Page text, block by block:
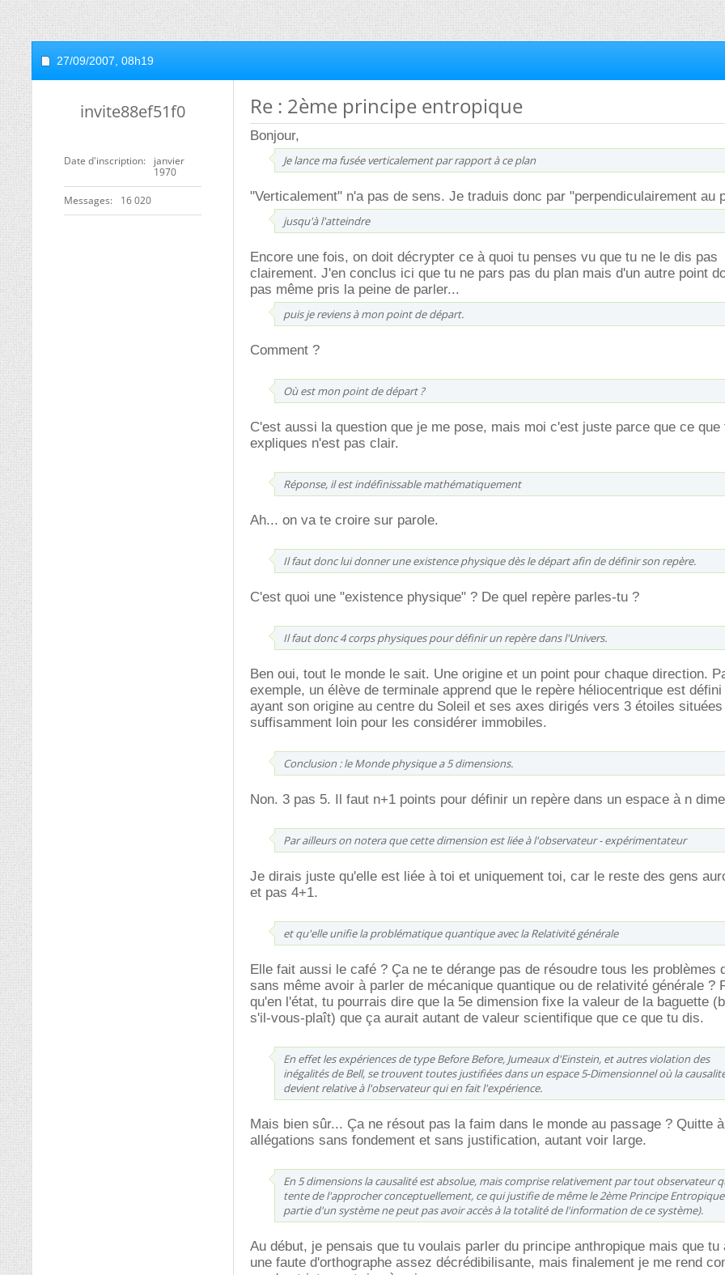
27/09/2007, 08h19
invite88ef51f0
Date d'inscription
janvier
1970
Messages 16 020
Re : 2ème principe entropique
Bonjour,
Je lance ma fusée verticalement par rapport à ce plan
"Verticalement" n'a pas de sens. Je traduis donc par "perpendiculairement au
jusqu'à l'atteindre
Encore une fois, on doit décrypter ce à quoi tu penses vu que tu ne le dis pas
clairement. J'en conclus ici que tu ne pars pas du plan mais d'un autre point
pas même pris la peine de parler...
puis je reviens à mon point de départ.
Comment ?
Où est mon point de départ ?
C'est aussi la question que je me pose, mais moi c'est juste parce que ce que
expliques n'est pas clair.
Réponse, il est indéfinissable mathématiquement
Ah... on va te croire sur parole.
Il faut donc lui donner une existence physique dès le départ afin de définir son repère.
C'est quoi une "existence physique" ? De quel repère parles-tu ?
Il faut donc 4 corps physiques pour définir un repère dans l'Univers.
Ben oui, tout le monde le sait. Une origine et un point pour chaque direction.
exemple, un élève de terminale apprend que le repère héliocentrique est
ayant son origine au centre du Soleil et ses axes dirigés vers 3 étoiles situées
suffisamment loin pour les considérer immobiles.
Conclusion : le Monde physique a 5 dimensions.
Non. 3 pas 5. Il faut n+1 points pour définir un repère dans un espace à n
Par ailleurs on notera que cette dimension est liée à l'observateur - expérimentateur
Je dirais juste qu'elle est liée à toi et uniquement toi, car le reste des gens
et pas 4+1.
et qu'elle unifie la problématique quantique avec la Relativité générale
Elle fait aussi le café ? Ça ne te dérange pas de résoudre tous les problèmes
sans même avoir à parler de mécanique quantique ou de relativité générale ?
qu'en l'état, tu pourrais dire que la 5e dimension fixe la valeur de la baguette
s'il-vous-plaît) que ça aurait autant de valeur scientifique que ce que tu dis.
En effet les expériences de type Before Before, Jumeaux d'Einstein, et autres violation des
inégalités de Bell, se trouvent toutes justifiées dans un espace 5-Dimensionnel où la
devient relative à l'observateur qui en fait l'expérience.
Mais bien sûr... Ça ne résout pas la faim dans le monde au passage ? Quitte
allégations sans fondement et sans justification, autant voir large.
En 5 dimensions la causalité est absolue, mais comprise relativement par tout observateur
tente de l'approcher conceptuellement, ce qui justifie de même le 2ème Principe
partie d'un système ne peut pas avoir accès à la totalité de l'information de ce système).
Au début, je pensais que tu voulais parler du principe anthropique mais que tu
une faute d'orthographe assez décrédibilisante, mais finalement je me rend